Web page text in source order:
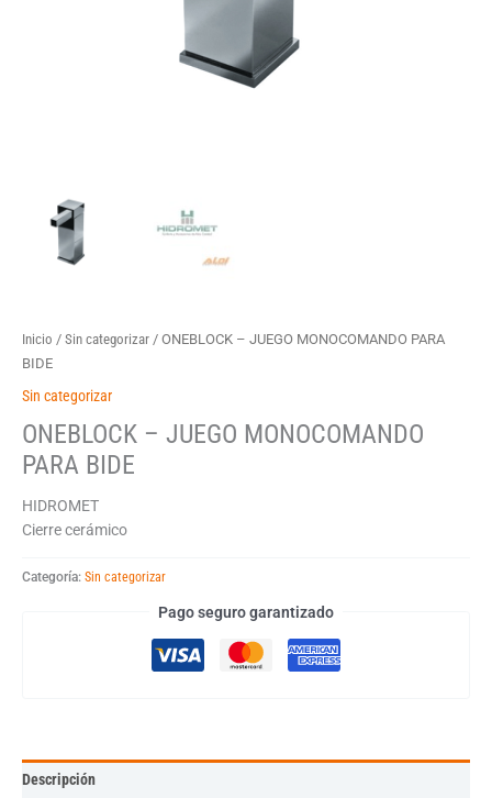
Inicio / Sin categorizar / ONEBLOCK – JUEGO MONOCOMANDO PARA
BIDE
Sin categorizar
ONEBLOCK – JUEGO MONOCOMANDO
PARA BIDE
HIDROMET
Cierre cerámico
Categoría: Sin categorizar
Pago seguro garantizado
Descripción